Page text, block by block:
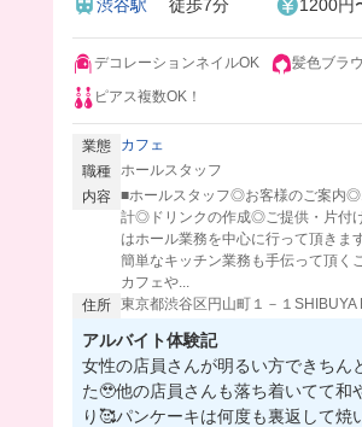
渋谷駅 徒歩7分 1200円
デコレーションネイルOK
髪色ブラ
ピアス複数OK！
業態
カフェ
職種 ホールスタッフ
内容 ■ホールスタッフ◎お客様のご案内◎
計◎ドリンクの作成◎ご提供・片付
はホール業務を中心に行って頂きま
簡単なキッチン業務も手伝って頂く
カフェや...
住所 東京都渋谷区円山町１－１SHIBUYA
アルバイト体験記
女性の店員さんが明るい方できちん
た🥹他の店員さんも落ち着いてて和
り🥰パンケーキは何度も裏返して焼